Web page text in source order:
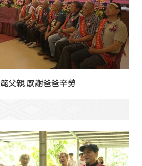
父親 感謝爸爸辛勞